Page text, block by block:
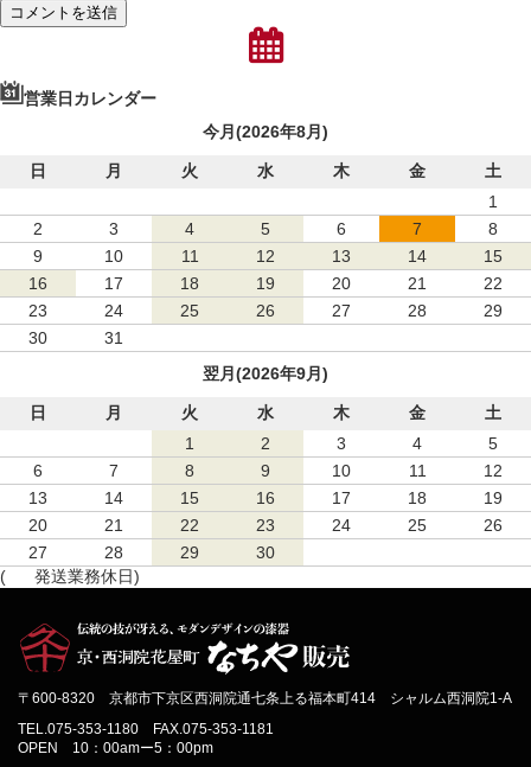
営業日カレンダー
今月(2026年8月)
日 月 火 水 木 金
土
1
2
3 4 5 6 7
8
9
10 11 12 13 14
15
16
17 18 19 20 21
22
23
24 25 26 27 28
29
30
31
翌月(2026年9月)
日 月 火 水 木 金
土
1
2 3 4
5
6
7 8 9 10 11
12
13
14 15 16 17 18
19
20
21 22 23 24 25
26
27
28 29
30
(
発送業務休日)
〒600-8320 京都市下京区西洞院通七条上る福本町414 シャルム西洞院1-A
TEL.075-353-1180 FAX.075-353-1181
OPEN 10：00amー5：00pm